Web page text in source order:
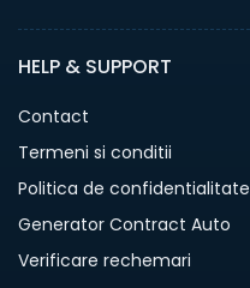
HELP & SUPPORT
Contact
Termeni si conditii
Politica de confidentialitate
Generator Contract Auto
Verificare rechemari